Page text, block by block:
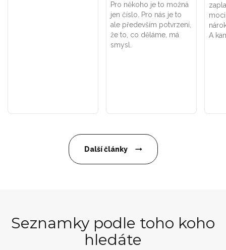
Pro někoho je to možná
jen číslo. Pro nás je to
ale především potvrzení,
že to, co děláme, má
smysl.
A
Další články
Seznamky podle toho koho
hledáte